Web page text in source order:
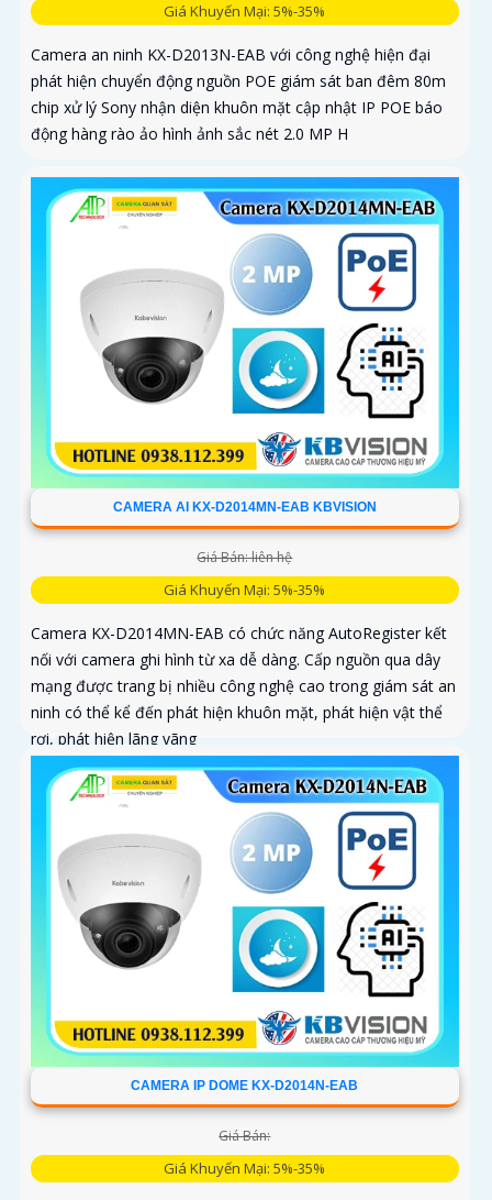
Giá Khuyến Mại: 5%-35%
Camera an ninh KX-D2013N-EAB với công nghệ hiện đại
phát hiện chuyển động nguồn POE giám sát ban đêm 80m
chip xử lý Sony nhận diện khuôn mặt cập nhật IP POE báo
động hàng rào ảo hình ảnh sắc nét 2.0 MP H
CAMERA AI KX-D2014MN-EAB KBVISION
Giá Bán: liên hệ
Giá Khuyến Mại: 5%-35%
Camera KX-D2014MN-EAB có chức năng AutoRegister kết
nối với camera ghi hình từ xa dễ dàng. Cấp nguồn qua dây
mạng được trang bị nhiều công nghệ cao trong giám sát an
ninh có thể kể đến phát hiện khuôn mặt, phát hiện vật thể
rơi, phát hiện lãng vãng
CAMERA IP DOME KX-D2014N-EAB
Giá Bán:
Giá Khuyến Mại: 5%-35%